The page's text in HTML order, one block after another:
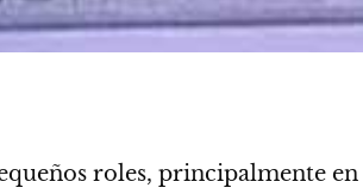
roles, principalmente